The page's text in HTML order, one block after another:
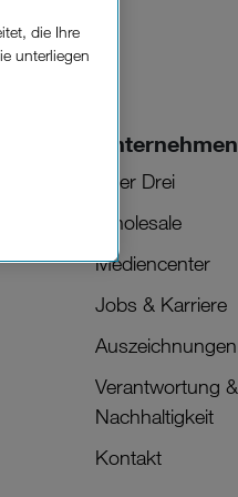
Unternehmen
Über Drei
Wholesale
Mediencenter
Jobs & Karriere
Auszeichnungen
Verantwortung &
Nachhaltigkeit
Kontakt
die Ihre
unterliegen
die